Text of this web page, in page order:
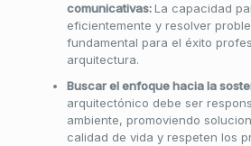
comunicativas:La capacidad
eficientemente y resolver
fundamental para el éxito
arquitectura.
Buscar el enfoque hacia la
arquitectónico debe ser
ambiente, promoviendo
calidad de vida y respeten los